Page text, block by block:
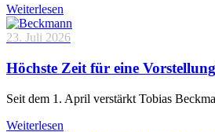
Weiterlesen
23. Juli 2026
Höchste Zeit für eine
Seit dem 1. April verstärkt Tobias
Weiterlesen